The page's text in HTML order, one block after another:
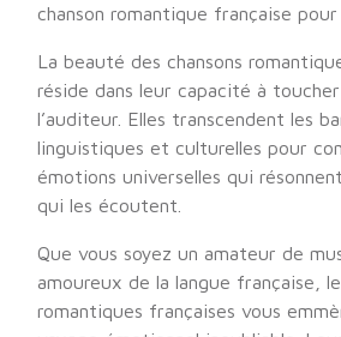
chanson romantique française pour
La beauté des chansons
réside dans leur capacité à toucher
l’auditeur. Elles transcendent les
linguistiques et culturelles pour
émotions universelles qui
qui les écoutent.
Que vous soyez un amateur de
amoureux de la langue française,
romantiques françaises vous